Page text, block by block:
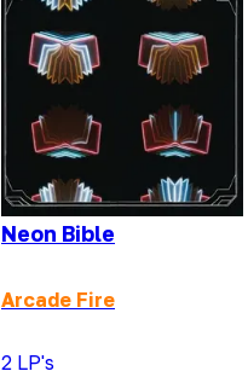
Neon Bible
Arcade Fire
2 LP's